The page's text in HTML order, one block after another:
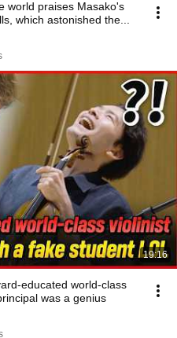
world praises Masako's
which astonished the...
19:16
educated world-class
was a genius